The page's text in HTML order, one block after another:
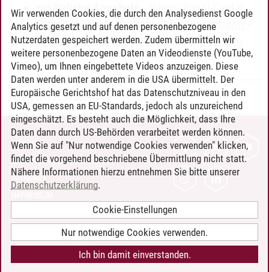
zusätzliche Angebote- International Center:
Sprachangebot (ehemals Sprachenzentrum)
Sprachangebot und Sonderveranstaltungen
Timo Leder/30.06.2024
KONTAKT
LEUPHANA ALS ARBEITGEBER
INTRANET
BARRIEREFREIHEIT
COOKIE-EINSTELLUNGEN
Wir verwenden Cookies, die durch den Analysedienst Google
Analytics gesetzt und auf denen personenbezogene
Nutzerdaten gespeichert werden. Zudem übermitteln wir
weitere personenbezogene Daten an Videodienste (YouTube,
Vimeo), um Ihnen eingebettete Videos anzuzeigen. Diese
Daten werden unter anderem in die USA übermittelt. Der
Europäische Gerichtshof hat das Datenschutzniveau in den
USA, gemessen an EU-Standards, jedoch als unzureichend
eingeschätzt. Es besteht auch die Möglichkeit, dass Ihre
Daten dann durch US-Behörden verarbeitet werden können.
Wenn Sie auf "Nur notwendige Cookies verwenden" klicken,
findet die vorgehend beschriebene Übermittlung nicht statt.
Nähere Informationen hierzu entnehmen Sie bitte unserer
Datenschutzerklärung.
Cookie-Einstellungen
Nur notwendige Cookies verwenden.
Ich bin damit einverstanden.